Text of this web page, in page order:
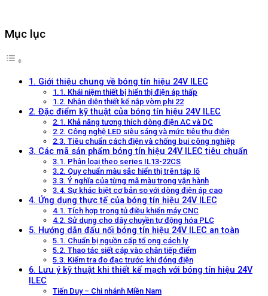
Mục lục
1. Giới thiệu chung về bóng tín hiệu 24V ILEC
1.1. Khái niệm thiết bị hiển thị điện áp thấp
1.2. Nhận diện thiết kế nắp vòm phi 22
2. Đặc điểm kỹ thuật của bóng tín hiệu 24V ILEC
2.1. Khả năng tương thích dòng điện AC và DC
2.2. Công nghệ LED siêu sáng và mức tiêu thụ điện
2.3. Tiêu chuẩn cách điện và chống bụi công nghiệp
3. Các mã sản phẩm bóng tín hiệu 24V ILEC tiêu chuẩn
3.1. Phân loại theo series IL13-22CS
3.2. Quy chuẩn màu sắc hiển thị trên táp lô
3.3. Ý nghĩa của từng mã màu trong vận hành
3.4. Sự khác biệt cơ bản so với dòng điện áp cao
4. Ứng dụng thực tế của bóng tín hiệu 24V ILEC
4.1. Tích hợp trong tủ điều khiển máy CNC
4.2. Sử dụng cho dây chuyền tự động hóa PLC
5. Hướng dẫn đấu nối bóng tín hiệu 24V ILEC an toàn
5.1. Chuẩn bị nguồn cấp tổ ong cách ly
5.2. Thao tác siết cáp vào chân tiếp điểm
5.3. Kiểm tra đo đạc trước khi đóng điện
6. Lưu ý kỹ thuật khi thiết kế mạch với bóng tín hiệu 24V
ILEC
Tiến Duy – Chi nhánh Miền Nam